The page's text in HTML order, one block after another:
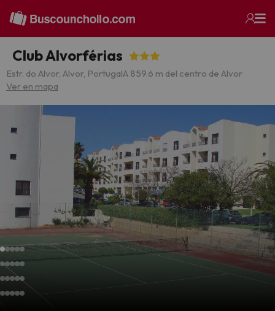
Club Alvorférias
Estr. do Alvor, Alvor, PortugalA 859.6 m del centro de Alvor
Ver en mapa